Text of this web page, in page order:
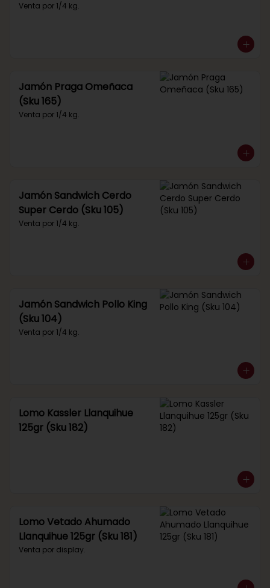
Venta por 1/4 kg.
Jamón Praga Omeñaca
(Sku 165)
Venta por 1/4 kg.
Jamón Sandwich Cerdo
Super Cerdo (Sku 105)
Venta por 1/4 kg.
Jamón Sandwich Pollo King
(Sku 104)
Venta por 1/4 kg.
Lomo Kassler Llanquihue
125gr (Sku 182)
Lomo Vetado Ahumado
Llanquihue 125gr (Sku 181)
Venta por display.